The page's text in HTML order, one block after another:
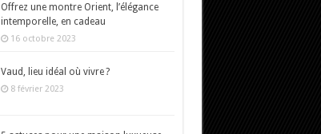
Offrez une montre Orient, l’élégance
intemporelle, en cadeau
16 octobre 2023
Vaud, lieu idéal où vivre ?
8 février 2023